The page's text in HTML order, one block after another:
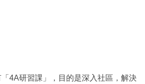
4A研習課」，目的是深入社區，解決